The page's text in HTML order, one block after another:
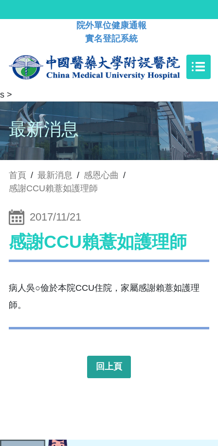
院外單位健康通報
實名登記系統
s >
最新消息
首頁 / 最新消息 / 感恩心曲 /
感謝CCU賴薏如護理師
2017/11/21
感謝CCU賴薏如護理師
病人吳○儉於本院CCU住院，家屬感謝賴薏如護理
師。
回上頁